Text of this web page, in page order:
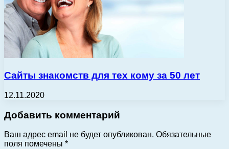
Сайты знакомств для тех кому за 50 лет
12.11.2020
Добавить комментарий
Ваш адрес email не будет опубликован. Обязательные
поля помечены *